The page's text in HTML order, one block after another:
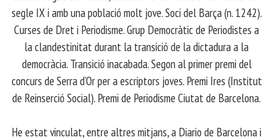
segle IX i amb una població molt jove. Soci del Barça (n. 1242).
Curses de Dret i Periodisme. Grup Democràtic de Periodistes a
la clandestinitat durant la transició de la dictadura a la
democràcia. Transició inacabada. Segon al primer premi del
concurs de Serra d’Or per a escriptors joves. Premi Ires (Institut
de Reinserció Social). Premi de Periodisme Ciutat de Barcelona.
​ He estat vinculat, entre altres mitjans, a Diario de Barcelona i